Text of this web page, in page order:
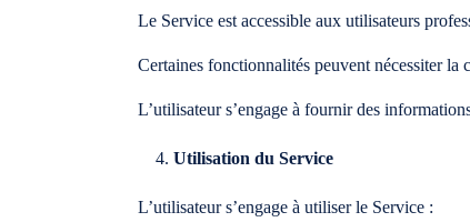
Le Service est accessible aux utilisateurs
Certaines fonctionnalités peuvent nécessiter la
L’utilisateur s’engage à fournir des
Utilisation du Service
L’utilisateur s’engage à utiliser le Service :